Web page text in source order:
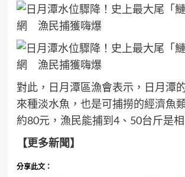
對此，日月潭區漁會表示，日月潭
來種淡水魚，也是可捕撈的經濟魚
約80元，漁民能捕到4、50台斤是
【更多新聞】
分享此文：